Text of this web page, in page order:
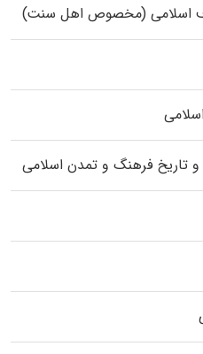
اسلامی (مخصوص اهل سنت)
و تاریخ فرهنگ و تمدن اسلامی